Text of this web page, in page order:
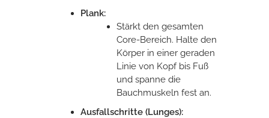
Plank:
Stärkt den gesamten
Core-Bereich. Halte den
Körper in einer geraden
Linie von Kopf bis Fuß
und spanne die
Bauchmuskeln fest an.
Ausfallschritte (Lunges):